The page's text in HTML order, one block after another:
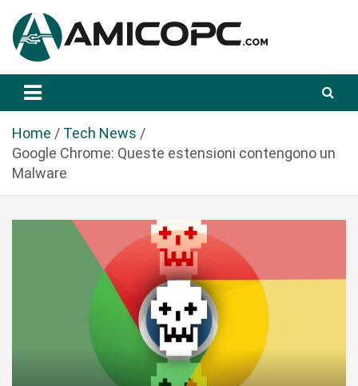
a
Amicopc.com
Home
Tech News
Google Chrome: Queste estensioni contengono un
Malware